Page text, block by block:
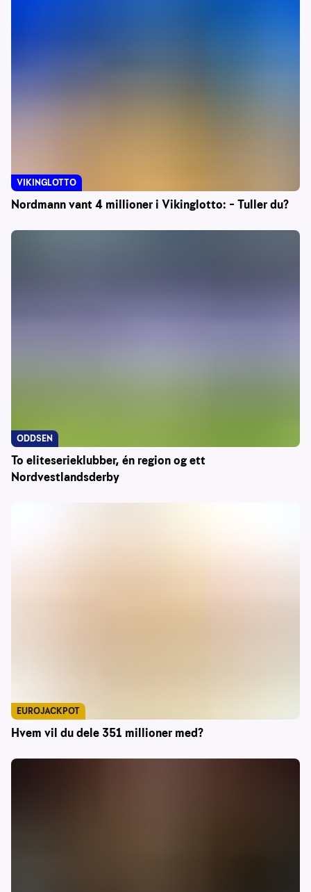
Nordmann vant 4 millioner i Vikinglotto: – Tuller du?
VIKINGLOTTO
To eliteserieklubber, én region og ett
Nordvestlandsderby
ODDSEN
Hvem vil du dele 351 millioner med?
EUROJACKPOT